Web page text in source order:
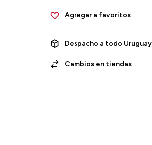
Despacho a todo Uruguay
Cambios en tiendas